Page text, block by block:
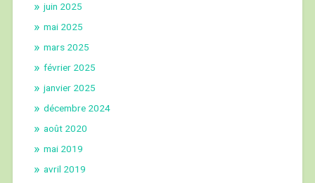
juin 2025
mai 2025
mars 2025
février 2025
janvier 2025
décembre 2024
août 2020
mai 2019
avril 2019